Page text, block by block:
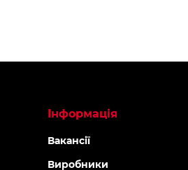
Інформація
Вакансії
Виробники